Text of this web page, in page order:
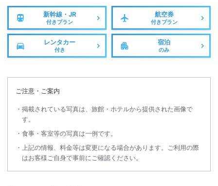
新幹線・JR
付きプラン
航空券
付きプラン
レンタカー
付き
宿泊
のみ
ご注意・ご案内
掲載されている写真は、旅館・ホテルから提供された画像で
す。
食事・客室等の写真は一例です。
上記の情報、料金等は変更になる場合があります。ご利用の際
はお客様ご自身で事前にご確認ください。